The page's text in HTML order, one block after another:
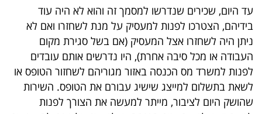
ניוזלטרים
מייל
אדום
עד היום, שכירים שנדרשו למסמך זה והוא לא היה עוד
בידיהם, הצטרכו לפנות למעסיק על מנת לשחזרו ואם לא
ניתן היה לשחזרו אצל המעסיק (אם בשל סגירת מקום
העבודה או מכל סיבה אחרת), היו נדרשים אותם עובדים
לפנות למשרד מס הכנסה באזור מגוריהם לשחזור הטופס או
לשאת בתשלום למייצג שישיג עבורם את הטופס. השירות
שהושק היום לציבור, מייתר למעשה את הצורך לפנות